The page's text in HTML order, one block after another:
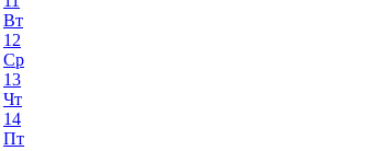
Вт
12
Ср
13
Чт
14
Пт